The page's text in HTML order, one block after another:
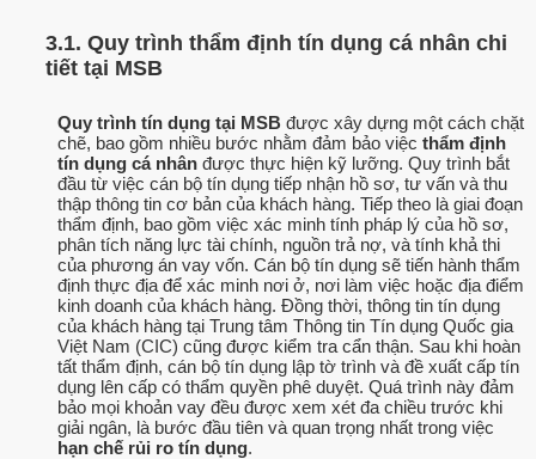
3.1. Quy trình thẩm định tín dụng cá nhân chi
tiết tại MSB
Quy trình tín dụng tại MSB được xây dựng một cách chặt
chẽ, bao gồm nhiều bước nhằm đảm bảo việc thẩm định
tín dụng cá nhân được thực hiện kỹ lưỡng. Quy trình bắt
đầu từ việc cán bộ tín dụng tiếp nhận hồ sơ, tư vấn và thu
thập thông tin cơ bản của khách hàng. Tiếp theo là giai đoạn
thẩm định, bao gồm việc xác minh tính pháp lý của hồ sơ,
phân tích năng lực tài chính, nguồn trả nợ, và tính khả thi
của phương án vay vốn. Cán bộ tín dụng sẽ tiến hành thẩm
định thực địa để xác minh nơi ở, nơi làm việc hoặc địa điểm
kinh doanh của khách hàng. Đồng thời, thông tin tín dụng
của khách hàng tại Trung tâm Thông tin Tín dụng Quốc gia
Việt Nam (CIC) cũng được kiểm tra cẩn thận. Sau khi hoàn
tất thẩm định, cán bộ tín dụng lập tờ trình và đề xuất cấp tín
dụng lên cấp có thẩm quyền phê duyệt. Quá trình này đảm
bảo mọi khoản vay đều được xem xét đa chiều trước khi
giải ngân, là bước đầu tiên và quan trọng nhất trong việc
hạn chế rủi ro tín dụng.